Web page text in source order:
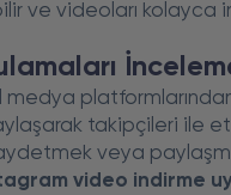
ve videoları kolayca
takipçileri ile
veya
video indirme